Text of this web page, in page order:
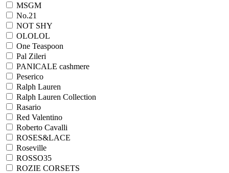
MSGM
No.21
NOT SHY
OLOLOL
One Teaspoon
Pal Zileri
PANICALE cashmere
Peserico
Ralph Lauren
Ralph Lаuren Collection
Rasario
Red Valentino
Roberto Cavalli
ROSES&LACE
Roseville
ROSSO35
ROZIE CORSETS